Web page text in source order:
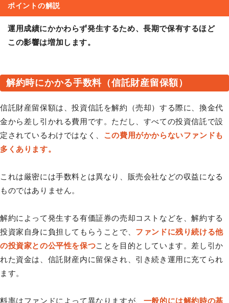
ポイントの解説
運用成績にかかわらず発生するため、長期で保有するほど
この影響は増加します。
解約時にかかる手数料（信託財産留保額）
信託財産留保額は、投資信託を解約（売却）する際に、換金代
金から差し引かれる費用です。ただし、すべての投資信託で設
定されているわけではなく、 この費用がかからないファンドも
多くあります。
これは厳密には手数料とは異なり、販売会社などの収益になる
ものではありません。
解約によって発生する有価証券の売却コストなどを、解約する
投資家自身に負担してもらうことで、 ファンドに残り続ける他
の投資家との公平性を保つことを目的としています。差し引か
れた資金は、信託財産内に留保され、引き続き運用に充てられ
ます。
料率はファンドによって異なりますが、 一般的には解約時の基